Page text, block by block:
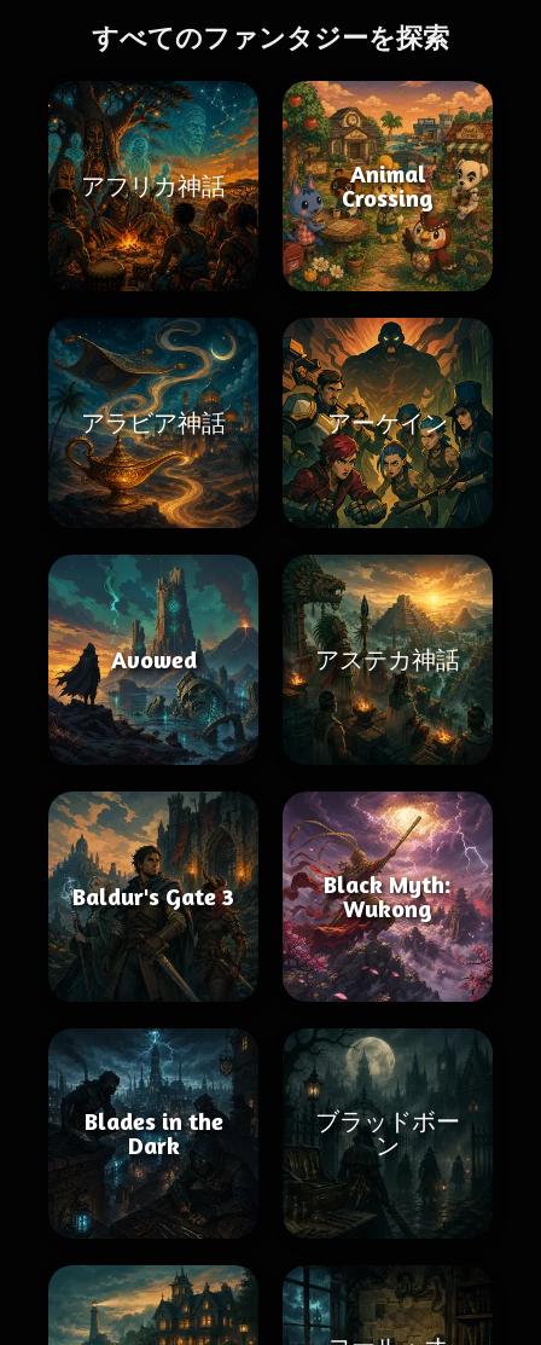
すべてのファンタジーを探索
アフリカ神話
Animal
Crossing
アラビア神話 アーケイン
Avowed アステカ神話
Baldur's Gate 3
Black Myth:
Wukong
Blades in the
Dark
ブラッドボー
ン